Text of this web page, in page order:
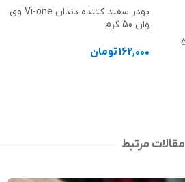
کرم بریر کامفیل کلوپلاست 60 میلی
لیتر کد 4720
506,000تومان
مقالات مرتبط